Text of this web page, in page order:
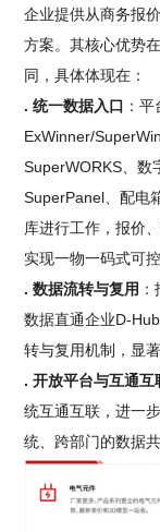
企业提供从商务报
方案。其核心优势
同，具体体现在：
. 统一数据入口 ：
ExWinner/
SuperWORKS、数
SuperPanel、配电
库进行工作，报价
实现一物一码式可
. 数据流转与复用
数据直通企业D-
转与复用机制，显
. 开放平台与互通互
统互通互联，进一
统、跨部门的数据